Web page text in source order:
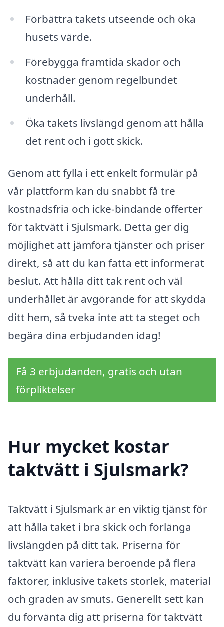
Förbättra takets utseende och öka
husets värde.
Förebygga framtida skador och
kostnader genom regelbundet
underhåll.
Öka takets livslängd genom att hålla
det rent och i gott skick.
Genom att fylla i ett enkelt formulär på
vår plattform kan du snabbt få tre
kostnadsfria och icke-bindande offerter
för taktvätt i Sjulsmark. Detta ger dig
möjlighet att jämföra tjänster och priser
direkt, så att du kan fatta ett informerat
beslut. Att hålla ditt tak rent och väl
underhållet är avgörande för att skydda
ditt hem, så tveka inte att ta steget och
begära dina erbjudanden idag!
Få 3 erbjudanden, gratis och utan
förpliktelser
Hur mycket kostar
taktvätt i Sjulsmark?
Taktvätt i Sjulsmark är en viktig tjänst för
att hålla taket i bra skick och förlänga
livslängden på ditt tak. Priserna för
taktvätt kan variera beroende på flera
faktorer, inklusive takets storlek, material
och graden av smuts. Generellt sett kan
du förvänta dig att priserna för taktvätt